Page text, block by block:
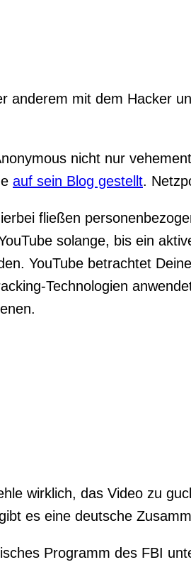
anderem mit dem Hacker
nicht nur
auf sein Blog gestellt.
fließen
solange, bis ein
YouTube betrachtet
Technologien
wirklich, das Video zu
es eine deutsche
Programm des FBI